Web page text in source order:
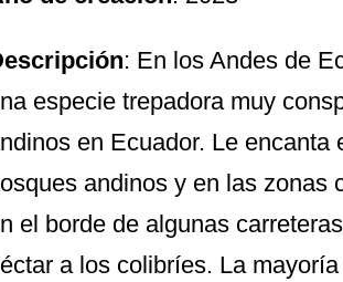
: En los Andes de
especie trepadora muy
en Ecuador. Le
andinos y en las zonas
el borde de algunas
a los colibríes. La